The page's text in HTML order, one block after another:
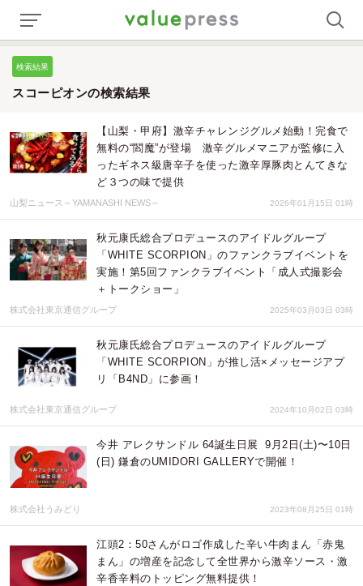
検索結果
スコーピオンの検索結果
【山梨・甲府】激辛チャレンジグルメ始動！完食で
無料の“閻魔”が登場 激辛グルメマニアが監修に入
ったギネス級唐辛子を使った激辛厚豚肉とんてきな
ど３つの味で提供
山梨ニュース～YAMANASHI NEWS～ 2026年01月15日 01時
秋元康氏総合プロデュースのアイドルグループ
「WHITE SCORPION」のファンクラブイベントを
実施！第5回ファンクラブイベント「成人式撮影会
＋トークショー」
株式会社東京通信グループ 2025年03月03日 03時
秋元康氏総合プロデュースのアイドルグループ
「WHITE SCORPION」が推し活×メッセージアプ
リ「B4ND」に参画！
株式会社東京通信グループ 2024年10月02日 03時
今井 アレクサンドル 64誕生日展 9月2日(土)〜10日
(日) 鎌倉のUMIDORI GALLERYで開催！
株式会社うみどり 2023年08月25日 01時
江頭2：50さんがロゴ作成した辛い牛肉まん「赤鬼
まん」の増産を記念して全世界から激辛ソース・激
辛香辛料のトッピング無料提供！